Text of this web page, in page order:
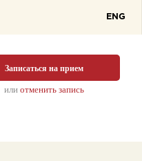
ENG
Записаться на прием
или отменить запись